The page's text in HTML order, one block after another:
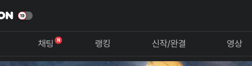
채팅 N 랭킹 신작/완결 영상